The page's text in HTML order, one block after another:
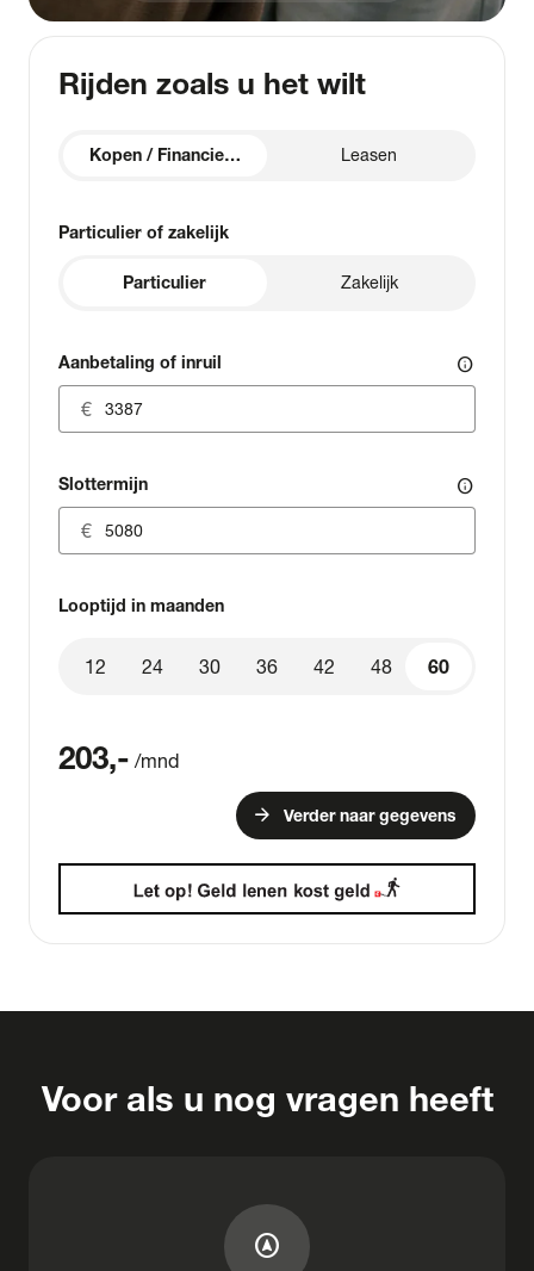
Rijden zoals u het wilt
Kopen / Financieren Leasen
Particulier of zakelijk
Particulier Zakelijk
Aanbetaling of inruil info
Slottermijn info
Looptijd in maanden
60
12 24 30 36 42 48 60
203,- /mnd
arrow_forward Verder naar gegevens
Voor als u nog vragen heeft
assistant_navigation